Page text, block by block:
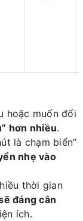
hoặc muốn đổi
hơn nhiều.
là chạm biển”
nhẹ vào
thời gian
đáng cân
ích.